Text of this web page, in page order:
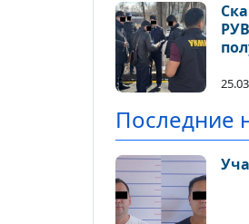
Последние